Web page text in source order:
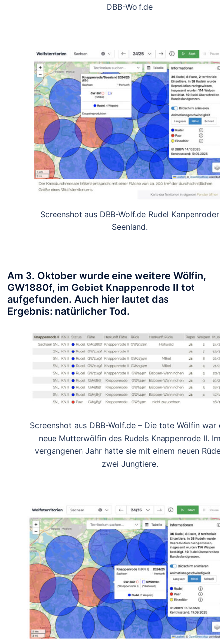
DBB-Wolf.de
Screenshot aus DBB-Wolf.de Rudel Kanpenroder
Seenland.
Am 3. Oktober wurde eine weitere Wölfin,
GW1880f, im Gebiet Knappenrode II tot
aufgefunden. Auch hier lautet das
Ergebnis: natürlicher Tod.
Screenshot aus DBB-Wolf.de – Die tote Wölfin war
neue Mutterwölfin des Rudels Knappenrode II. Im
vergangenen Jahr hatte sie mit einem neuen
zwei Jungtiere.